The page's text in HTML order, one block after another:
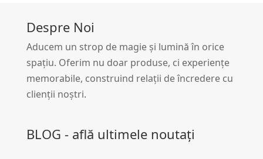
Despre Noi
Aducem un strop de magie și lumină în orice
spațiu. Oferim nu doar produse, ci experiențe
memorabile, construind relații de încredere cu
clienții noștri.
BLOG - află ultimele noutați